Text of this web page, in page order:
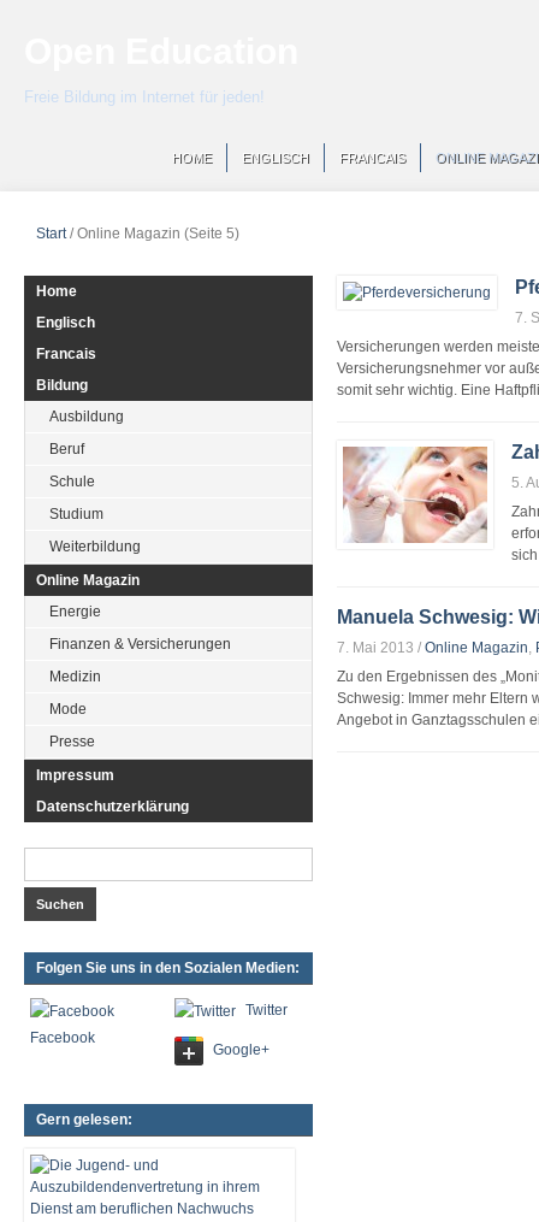
Freie Bildung im Internet für jeden!
HOME ENGLISCH FRANCAIS ONLINE
Start/Online Magazin (Seite 5)
7.
Versicherungen werden
Versicherungsnehmer vor
somit sehr wichtig. Eine
5.
Manuela Schwesig:
7. Mai 2013 / Online Magazin,
Zu den Ergebnissen des
Schwesig: Immer mehr Eltern
Angebot in Ganztagsschulen
Home
Englisch
Francais
Bildung
Ausbildung
Beruf
Schule
Studium
Weiterbildung
Online Magazin
Energie
Finanzen & Versicherungen
Medizin
Mode
Presse
Impressum
Datenschutzerklärung
Folgen Sie uns in den Sozialen Medien:
Facebook
Twitter
Google+
Gern gelesen: